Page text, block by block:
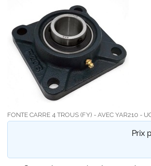
FONTE CARRE 4 TROUS (FY) - AVEC YAR210 -
Prix